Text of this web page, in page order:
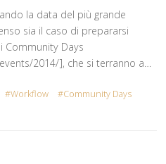
la data del più grande
sia il caso di prepararsi
Community Days
2014/], che si terranno a…
Workflow
Community Days